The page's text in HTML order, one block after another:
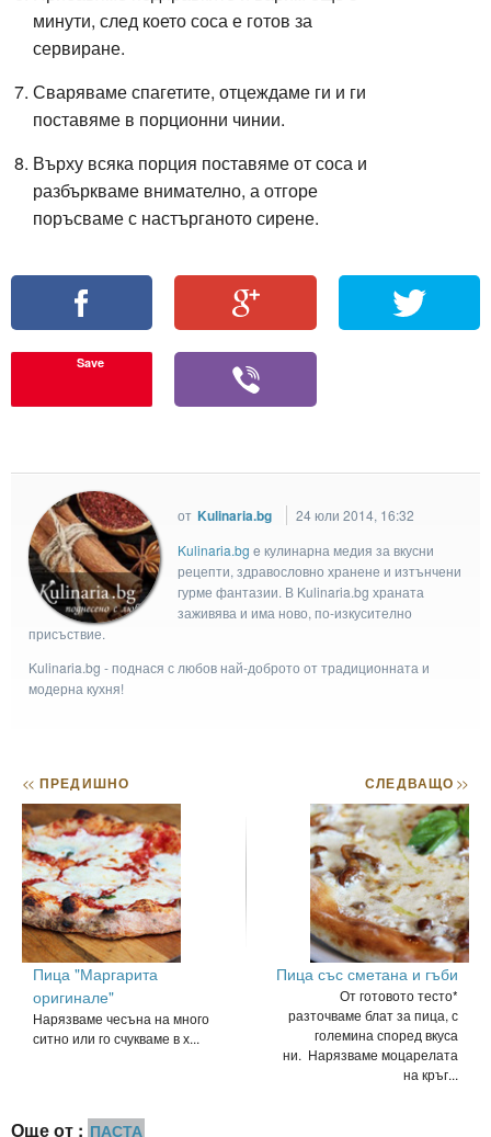
минути, след което соса е готов за
сервиране.
Сваряваме спагетите, отцеждаме ги и ги
поставяме в порционни чинии.
Върху всяка порция поставяме от соса и
разбъркваме внимателно, а отгоре
поръсваме с настърганото сирене.
Save
от Kulinaria.bg
24 юли 2014, 16:32
Kulinaria.bg e кулинарна медия за вкусни
рецепти, здравословно хранене и изтънчени
гурме фантазии. В Kulinaria.bg храната
заживява и има ново, по-изкусително
присъствие.
Kulinaria.bg - поднася с любов най-доброто от традиционната и
модерна кухня!
<< ПРЕДИШНО
Пица "Маргарита
оригинале"
Нарязваме чесъна на много
ситно или го счукваме в х...
СЛЕДВАЩО>>
Пица със сметана и гъби
От готовото тесто*
разточваме блат за пица, с
големина според вкуса
ни. Нарязваме моцарелата
на кръг...
Още от : ПАСТА